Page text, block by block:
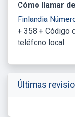
Cómo llamar
Finlandia
+ 358 + Código
teléfono local
Últimas